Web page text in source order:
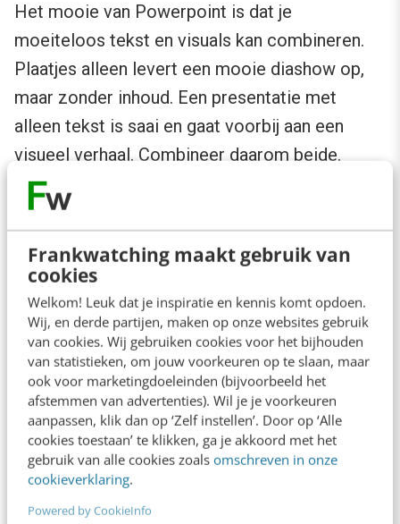
Frankwatching maakt gebruik van
cookies
Welkom! Leuk dat je inspiratie en kennis komt opdoen.
Wij, en derde partijen, maken op onze websites gebruik
van cookies. Wij gebruiken cookies voor het bijhouden
van statistieken, om jouw voorkeuren op te slaan, maar
ook voor marketingdoeleinden (bijvoorbeeld het
afstemmen van advertenties). Wil je je voorkeuren
aanpassen, klik dan op ‘Zelf instellen’. Door op ‘Alle
cookies toestaan’ te klikken, ga je akkoord met het
gebruik van alle cookies zoals omschreven in onze
cookieverklaring.
Powered by CookieInfo
Het mooie van Powerpoint is dat je
moeiteloos tekst en visuals kan combineren.
Plaatjes alleen levert een mooie diashow op,
maar zonder inhoud. Een presentatie met
alleen tekst is saai en gaat voorbij aan een
visueel verhaal. Combineer daarom beide.
Neem een korte tekst bij elk plaatje op: de
zinnen die je eerder geformuleerd hebt,
Stap 6: Delen